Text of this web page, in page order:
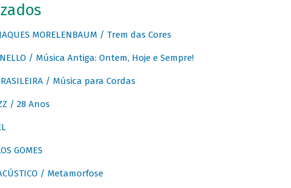
MORELENBAUM / Trem das Cores
/ Música Antiga: Ontem, Hoje e Sempre!
/ Música para Cordas
/ 28 Anos
GOMES
/ Metamorfose